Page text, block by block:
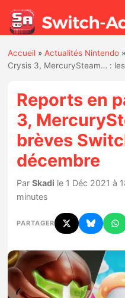
Actualités
Jeux
Hardware
Mises à jour
Chiffres de
Rumeurs
Nintendo Direct
Accueil »Actualités Nintendo »
Crysis 3, MercurySteam… :
Reports en
3,
brèves
décembre
ParSkadi le 1 Déc 2021 à
minutes
PARTAGER